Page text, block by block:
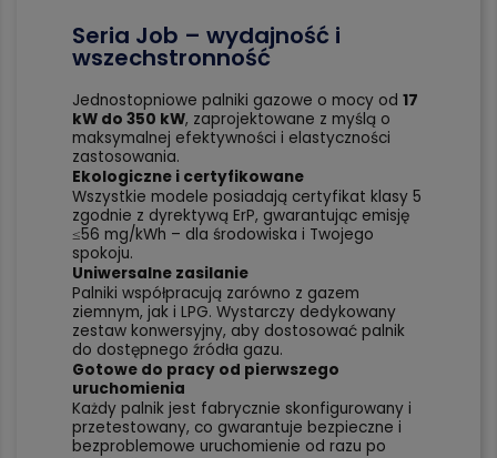
Seria Job – wydajność i
wszechstronność
Jednostopniowe palniki gazowe o mocy od 17
kW do 350 kW, zaprojektowane z myślą o
maksymalnej efektywności i elastyczności
zastosowania.
Ekologiczne i certyfikowane
Wszystkie modele posiadają certyfikat klasy 5
zgodnie z dyrektywą ErP, gwarantując emisję
≤56 mg/kWh – dla środowiska i Twojego
spokoju.
Uniwersalne zasilanie
Palniki współpracują zarówno z gazem
ziemnym, jak i LPG. Wystarczy dedykowany
zestaw konwersyjny, aby dostosować palnik
do dostępnego źródła gazu.
Gotowe do pracy od pierwszego
uruchomienia
Każdy palnik jest fabrycznie skonfigurowany i
przetestowany, co gwarantuje bezpieczne i
bezproblemowe uruchomienie od razu po